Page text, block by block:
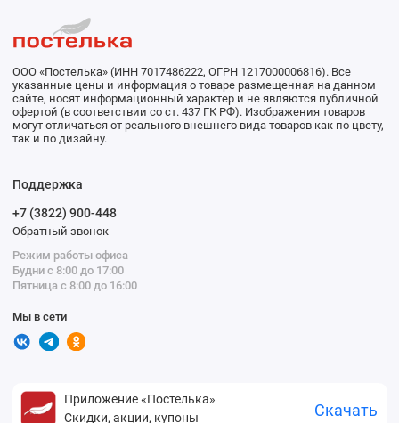
ООО «Постелька» (ИНН 7017486222, ОГРН 1217000006816). Все
указанные цены и информация о товаре размещенная на данном
сайте, носят информационный характер и не являются публичной
офертой (в соответствии со ст. 437 ГК РФ). Изображения товаров
могут отличаться от реального внешнего вида товаров как по цвету,
так и по дизайну.
Поддержка
+7 (3822) 900-448
Обратный звонок
Режим работы офиса
Будни с 8:00 до 17:00
Пятница с 8:00 до 16:00
Мы в сети
Приложение «Постелька»
Скидки, акции, купоны
Скачать